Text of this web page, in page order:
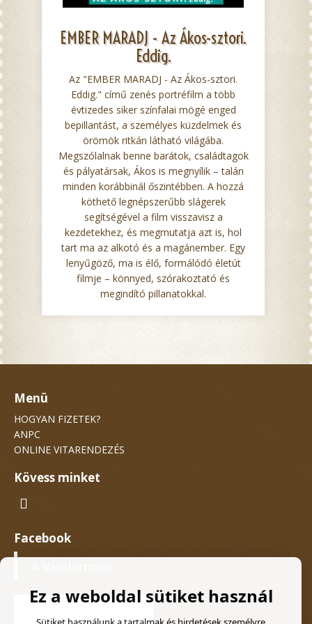
EMBER MARADJ - Az Ákos-sztori.
Eddig.
Az "EMBER MARADJ - Az Ákos-sztori.
Eddig." című zenés portréfilm a több
évtizedes siker színfalai mögé enged
bepillantást, a személyes küzdelmek és
örömök ritkán látható világába.
Megszólalnak benne barátok, családtagok
és pályatársak, Ákos is megnyílik – talán
minden korábbinál őszintébben. A hozzá
köthető legnépszerűbb slágerek
segítségével a film visszavisz a
kezdetekhez, és megmutatja azt is, hol
tart ma az alkotó és a magánember. Egy
lenyűgöző, ma is élő, formálódó életút
filmje – könnyed, szórakoztató és
megindító pillanatokkal.
Menü
HOGYAN FIZETEK?
ANPC
ONLINE VITARENDEZÉS
Kövess minket
Facebook
Ez a weboldal sütiket használ